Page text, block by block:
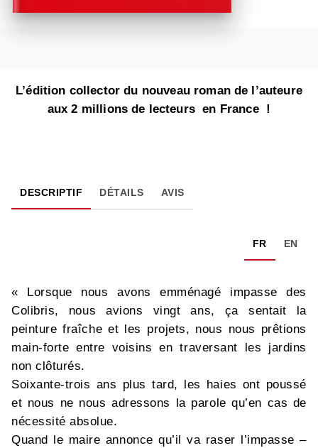
L’édition collector du nouveau roman de l’auteure
aux 2 millions de lecteurs en France !
DESCRIPTIF DÉTAILS AVIS
FR EN
« Lorsque nous avons emménagé impasse des
Colibris, nous avions vingt ans, ça sentait la
peinture fraîche et les projets, nous nous prêtions
main-forte entre voisins en traversant les jardins
non clôturés.
Soixante-trois ans plus tard, les haies ont poussé
et nous ne nous adressons la parole qu’en cas de
nécessité absolue.
Quand le maire annonce qu’il va raser l’impasse –